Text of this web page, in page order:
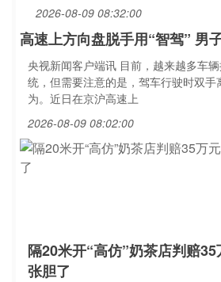
2026-08-09 08:32:00
高速上方向盘脱手用“智驾” 男
央视新闻客户端讯 目前，越来越多车
统，但需要注意的是，驾车行驶时双
为。近日在京沪高速上
2026-08-09 08:02:00
隔20米开“高仿”奶茶店判赔
张胆了